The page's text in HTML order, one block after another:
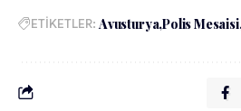
ETİKETLER: Avusturya Polis Mesaisi